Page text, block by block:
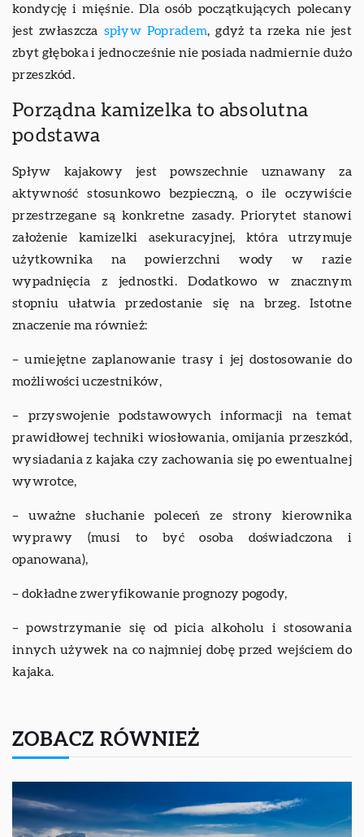
kondycję i mięśnie. Dla osób początkujących polecany
jest zwłaszcza spływ Popradem, gdyż ta rzeka nie jest
zbyt głęboka i jednocześnie nie posiada nadmiernie dużo
przeszkód.
Porządna kamizelka to absolutna
podstawa
Spływ kajakowy jest powszechnie uznawany za
aktywność stosunkowo bezpieczną, o ile oczywiście
przestrzegane są konkretne zasady. Priorytet stanowi
założenie kamizelki asekuracyjnej, która utrzymuje
użytkownika na powierzchni wody w razie
wypadnięcia z jednostki. Dodatkowo w znacznym
stopniu ułatwia przedostanie się na brzeg. Istotne
znaczenie ma również:
– umiejętne zaplanowanie trasy i jej dostosowanie do
możliwości uczestników,
– przyswojenie podstawowych informacji na temat
prawidłowej techniki wiosłowania, omijania przeszkód,
wysiadania z kajaka czy zachowania się po ewentualnej
wywrotce,
– uważne słuchanie poleceń ze strony kierownika
wyprawy (musi to być osoba doświadczona i
opanowana),
– dokładne zweryfikowanie prognozy pogody,
– powstrzymanie się od picia alkoholu i stosowania
innych używek na co najmniej dobę przed wejściem do
kajaka.
ZOBACZ RÓWNIEŻ